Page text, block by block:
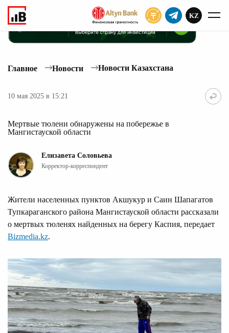
KZ
Главное Новости Новости Казахстана
10 мая 2025 в 15:21
Мертвые тюлени обнаружены на побережье в
Мангистауской области
Елизавета Соловьева
Корректор-корреспондент
Жители населенных пунктов Акшукур и Саин Шапагатов
Тупкараганского района Мангистауской области рассказали
о мертвых тюленях найденных на берегу Каспия, передает
Bizmedia.kz.